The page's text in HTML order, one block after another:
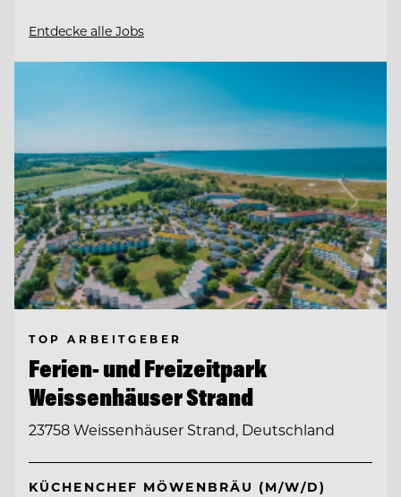
Entdecke alle Jobs
TOP ARBEITGEBER
Ferien- und Freizeitpark
Weissenhäuser Strand
23758 Weissenhäuser Strand, Deutschland
KÜCHENCHEF MÖWENBRÄU (M/W/D)